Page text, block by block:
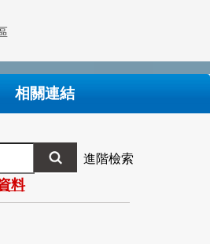
相關連結
進階檢索
料